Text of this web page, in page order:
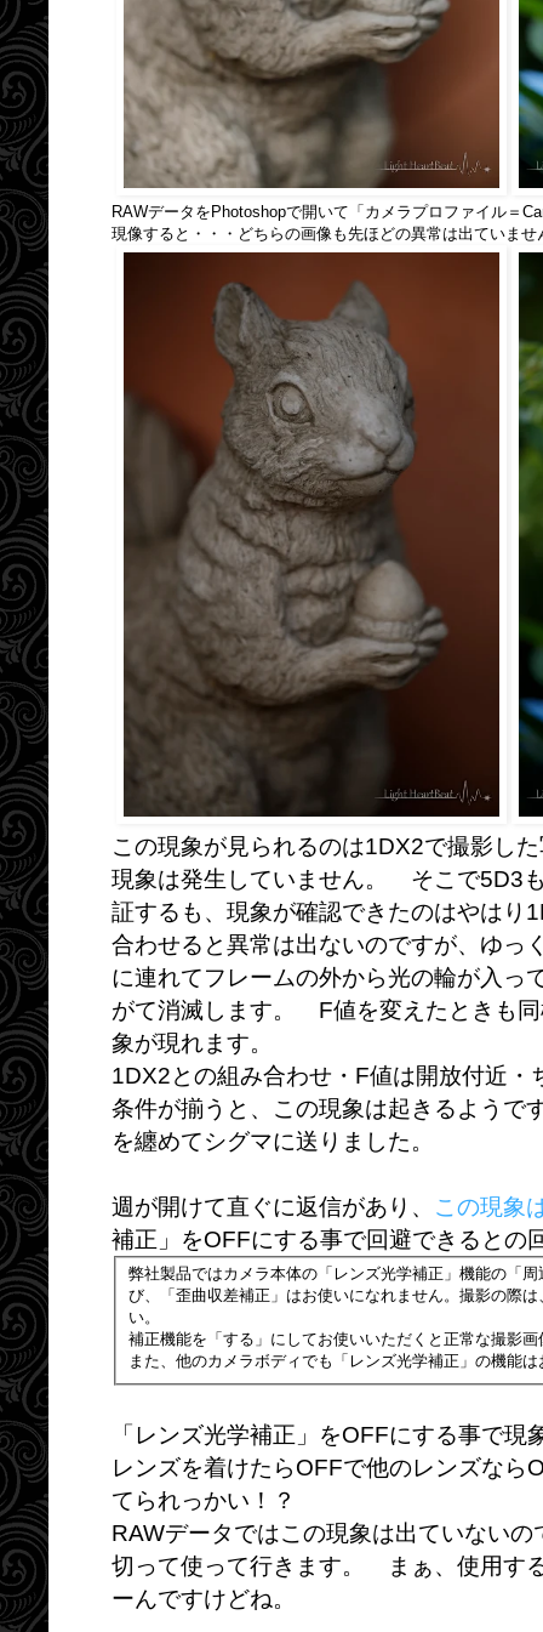
RAWデータをPhotoshopで開いて「カメラプロファイル＝
現像すると・・・どちらの画像も先ほどの異常は出ていませ
この現象が見られるのは1DX2で撮影し
現象は発生していません。 そこで5D3
証するも、現象が確認できたのはやは
合わせると異常は出ないのですが、ゆっ
に連れてフレームの外から光の輪が入っ
がて消滅します。 F値を変えたときも
象が現れます。
1DX2との組み合わせ・F値は開放付近
条件が揃うと、この現象は起きるよう
を纏めてシグマに送りました。
週が開けて直ぐに返信があり、 この現象
補正」をOFFにする事で回避できるとの
弊社製品ではカメラ本体の「レンズ光学補正」機能の「
び、「歪曲収差補正」はお使いになれません。撮影の際
い。
補正機能を「する」にしてお使いいただくと正常な撮影
また、他のカメラボディでも「レンズ光学補正」の機能
「レンズ光学補正」をOFFにする事で
レンズを着けたらOFFで他のレンズなら
てられっかい！？
RAWデータではこの現象は出ていない
切って使って行きます。 まぁ、使用す
ーんですけどね。